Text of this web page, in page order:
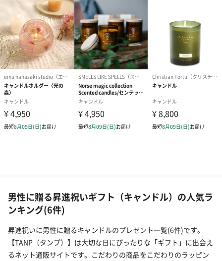
男性に贈る昇進祝いギフト（キャンドル）の人気ラ
ンキング(6件)
昇進祝いに男性に贈るキャンドルのプレゼント一覧(6件)です。
【TANP（タンプ）】は大切な日にぴったりな「ギフト」に出会え
るネット通販サイトです。こだわりの商品をこだわりのラッピン